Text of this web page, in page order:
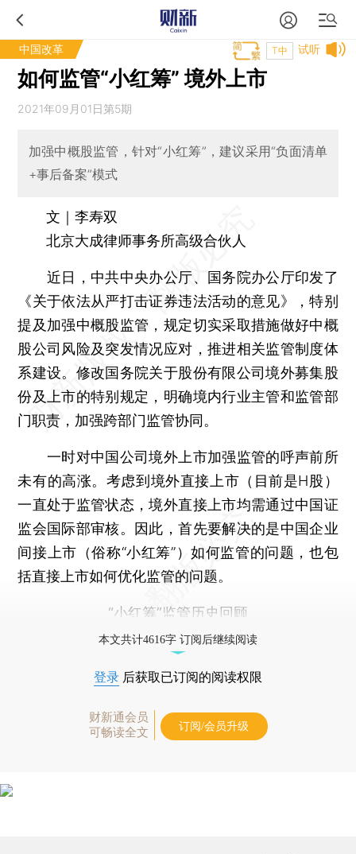
中国改革 试听
T中
如何监管“小红筹” 境外上市
2021年09月01日第5期
加强中概股监管，针对“小红筹”，建议采用“负面清单
+事后备案”模式
文｜李寿双
北京大成律师事务所高级合伙人
近日，中共中央办公厅、国务院办公厅印发了
《关于依法从严打击证券违法活动的意见》，特别
提及加强中概股监管，规定切实采取措施做好中概
股公司风险及突发情况应对，推进相关监管制度体
系建设。修改国务院关于股份有限公司境外募集股
份及上市的特别规定，明确境内行业主管和监管部
门职责，加强跨部门监管协同。
一时对中国公司境外上市加强监管的呼声前所
未有的高涨。考虑到境外直接上市（目前是H股）
一直处于监管状态，境外直接上市均需通过中国证
监会国际部审核。因此，首先要解决的是中国企业
间接上市（俗称“小红筹”）如何监管的问题，也包
括直接上市如何优化监管的问题。
“小红筹”监管历史回顾
本文共计4616字 订阅后继续阅读
登录 后获取已订阅的阅读权限
财新通会员
可畅读全文
订阅/会员升级